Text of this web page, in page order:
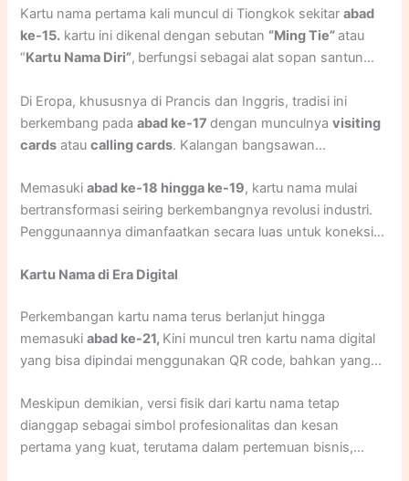
Kartu nama pertama kali muncul di Tiongkok sekitarabad
ke-15. kartu ini dikenal dengan sebutan “Ming Tie”atau
“Kartu Nama Diri”, berfungsi sebagai alat sopan santun
nama, gelar, serta maksud kunjungan, dan disampaikan
lebih dulu sebelum orang yang bersangkutan hadir secara
langsung—semacam pemberitahuan formal akan
Di Eropa, khususnya di Prancis dan Inggris, tradisi ini
berkembang padaabad ke-17dengan munculnyavisiting
cards ataucalling cards. Kalangan bangsawan
serta memperkenalkan diri saat mengunjungi rumah orang
lain. Desainnya dibuat elegan menggunakan tinta emas,
ukiran rumit, dan bahkan aroma parfum.
Memasukiabad ke-18 hingga ke-19, kartu nama mulai
bertransformasi seiring berkembangnya revolusi industri.
Penggunaannya dimanfaatkan secara luas untuk koneksi
toko—bukan lagi hanya oleh bangsawan atau pejabat.
layanan, hingga slogan sederhana. Pada masa ini pula,
mulai terbentuk standarisasi ukuran kartu nama, yaitu
sekitar 9 x 5,5 cm. Ukuran ini dianggap ideal untuk
komunikasi bisnis yang ringkas namun efektif.
Kartu Nama di Era Digital
Perkembangan kartu nama terus berlanjut hingga
memasukiabad ke-21, Kini muncul tren kartu nama digital
yang bisa dipindai menggunakan QR code, bahkan yang
untuk langsung menyimpan kontak ke ponsel. Beberapa
orang juga menggunakan tautan profil profesional, seperti
LinkedIn, yang ditanamkan dalam desain kartu.
Meskipun demikian, versi fisik dari kartu nama tetap
dianggap sebagai simbol profesionalitas dan kesan
pertama yang kuat, terutama dalam pertemuan bisnis,